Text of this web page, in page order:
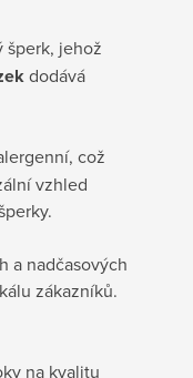
šperk, jehož
dodává
což
vzhled
a nadčasových
zákazníků.
na kvalitu